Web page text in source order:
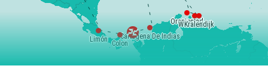
Cartagena De Indias
Colon
Limón
Willemstad
Kralendijk
Oranjestad